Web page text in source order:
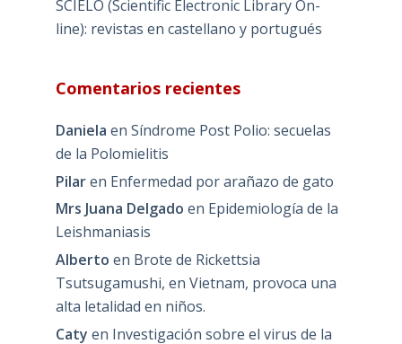
SCIELO (Scientific Electronic Library On-
line): revistas en castellano y portugués
Comentarios recientes
Daniela en Síndrome Post Polio: secuelas
de la Polomielitis
Pilaren Enfermedad por arañazo de gato
Mrs Juana Delgado en Epidemiología de la
Leishmaniasis
Alberto en Brote de Rickettsia
Tsutsugamushi, en Vietnam, provoca una
alta letalidad en niños.
Caty en Investigación sobre el virus de la